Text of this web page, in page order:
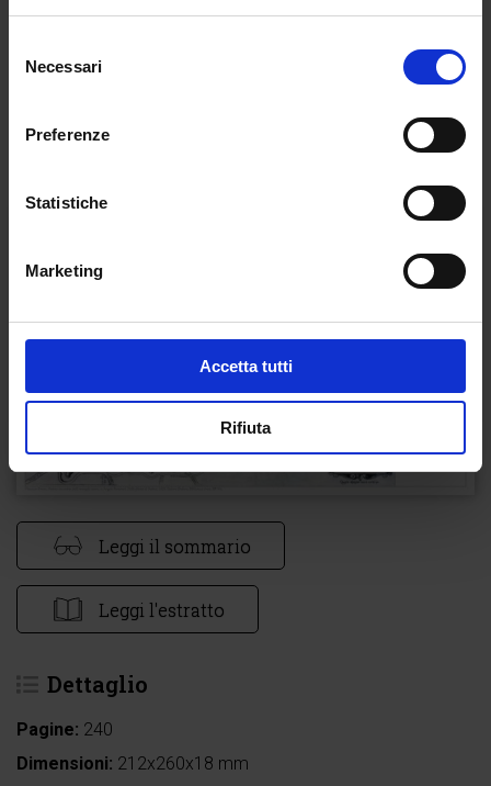
delNecessari
Preferenze
Statistiche
Marketing
Accetta tutti
Rifiuta
Recensisci per primo “Padova sotterranea”
(Click here to login and review this product)
Leggi il sommario
Leggi l'estratto
Dettaglio
Pagine: 240
Dimensioni: 212x260x18 mm